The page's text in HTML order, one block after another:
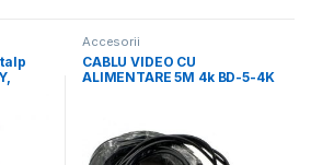
Accesorii
CABLU VIDEO CU
ALIMENTARE 5M 4k BD-5-4K